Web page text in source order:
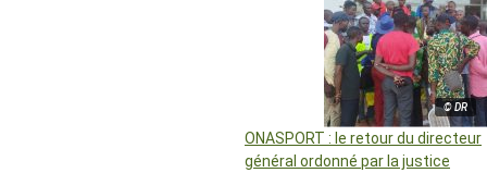
© DR
ONASPORT : le retour du directeur
général ordonné par la justice